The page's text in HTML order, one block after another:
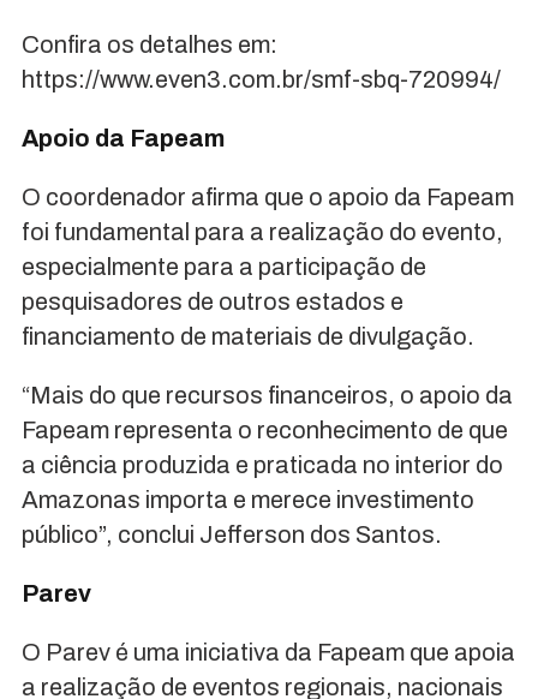
Confira os detalhes em:
https://www.even3.com.br/smf-sbq-720994/
Apoio da Fapeam
O coordenador afirma que o apoio da Fapeam
foi fundamental para a realização do evento,
especialmente para a participação de
pesquisadores de outros estados e
financiamento de materiais de divulgação.
“Mais do que recursos financeiros, o apoio da
Fapeam representa o reconhecimento de que
a ciência produzida e praticada no interior do
Amazonas importa e merece investimento
público”, conclui Jefferson dos Santos.
Parev
O Parev é uma iniciativa da Fapeam que apoia
a realização de eventos regionais, nacionais